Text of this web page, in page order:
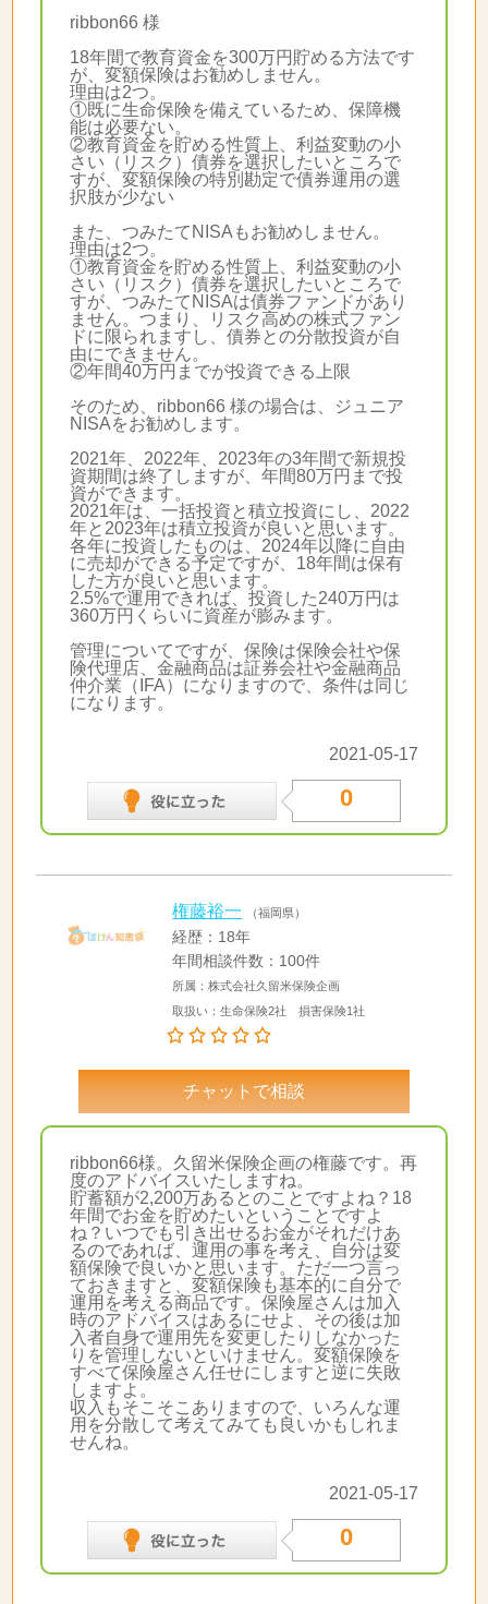
ribbon66 様
18年間で教育資金を300万円貯める方法です
が、変額保険はお勧めしません。
理由は2つ。
①既に生命保険を備えているため、保障機
能は必要ない。
②教育資金を貯める性質上、利益変動の小
さい（リスク）債券を選択したいところで
すが、変額保険の特別勘定で債券運用の選
択肢が少ない
また、つみたてNISAもお勧めしません。
理由は2つ。
①教育資金を貯める性質上、利益変動の小
さい（リスク）債券を選択したいところで
すが、つみたてNISAは債券ファンドがあり
ません。つまり、リスク高めの株式ファン
ドに限られますし、債券との分散投資が自
由にできません。
②年間40万円までが投資できる上限
そのため、ribbon66 様の場合は、ジュニア
NISAをお勧めします。
2021年、2022年、2023年の3年間で新規投
資期間は終了しますが、年間80万円まで投
資ができます。
2021年は、一括投資と積立投資にし、2022
年と2023年は積立投資が良いと思います。
各年に投資したものは、2024年以降に自由
に売却ができる予定ですが、18年間は保有
した方が良いと思います。
2.5%で運用できれば、投資した240万円は
360万円くらいに資産が膨みます。
管理についてですが、保険は保険会社や保
険代理店、金融商品は証券会社や金融商品
仲介業（IFA）になりますので、条件は同じ
になります。
2021-05-17
0
権藤裕一 （福岡県）
経歴：18年
年間相談件数：100件
所属：株式会社久留米保険企画
取扱い：生命保険2社 損害保険1社
チャットで相談
ribbon66様。久留米保険企画の権藤です。再
度のアドバイスいたしますね。
貯蓄額が2,200万あるとのことですよね？18
年間でお金を貯めたいということですよ
ね？いつでも引き出せるお金がそれだけあ
るのであれば、運用の事を考え、自分は変
額保険で良いかと思います。ただ一つ言っ
ておきますと、変額保険も基本的に自分で
運用を考える商品です。保険屋さんは加入
時のアドバイスはあるにせよ、その後は加
入者自身で運用先を変更したりしなかった
りを管理しないといけません。変額保険を
すべて保険屋さん任せにしますと逆に失敗
しますよ。
収入もそこそこありますので、いろんな運
用を分散して考えてみても良いかもしれま
せんね。
2021-05-17
0